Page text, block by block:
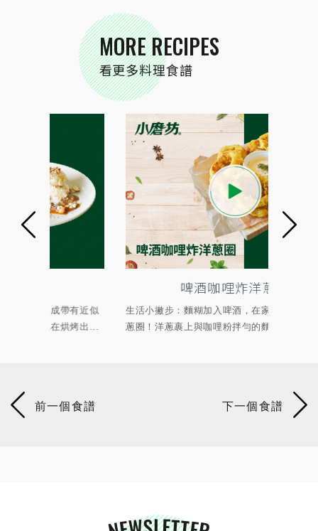
MORE RECIPES
看更多料理食譜
啤酒咖哩炸洋蔥圈
生活小撇步：麵糊加入啤酒，在家輕鬆炸出酥脆洋
蔥圈！洋蔥裹上與咖哩粉拌勻的麵糊酥炸，起鍋...